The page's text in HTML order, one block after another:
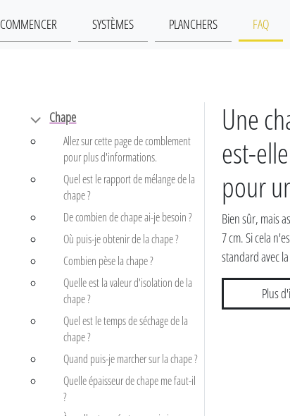
COMMENCER SYSTÈMES PLANCHERS FAQ
Chape
Allez sur cette page de comblement
pour plus d'informations.
Quel est le rapport de mélange de la
chape ?
De combien de chape ai-je besoin ?
Où puis-je obtenir de la chape ?
Combien pèse la chape ?
Quelle est la valeur d'isolation de la
chape ?
Quel est le temps de séchage de la
chape ?
Quand puis-je marcher sur la chape ?
Quelle épaisseur de chape me faut-il
?
Une
est-
pour
Bien sûr, mais
7 cm. Si cela
standard avec
Plus